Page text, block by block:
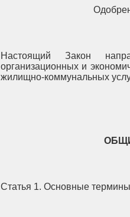
Настоящий Закон
организационных и
жилищно-коммунальных
Статья 1. Основные